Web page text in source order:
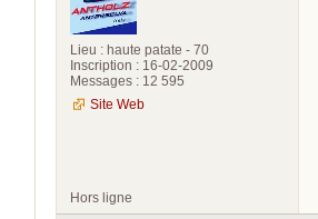
Lieu : haute patate - 70
Inscription : 16-02-2009
Messages : 12 595
Site Web
Hors ligne